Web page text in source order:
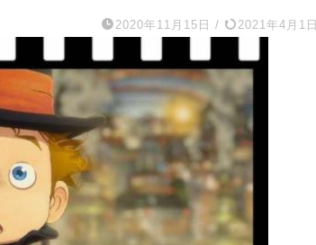
2020年11月15日 / 2021年4月1日